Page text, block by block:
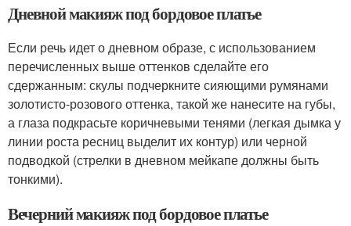
Дневной макияж под бордовое платье
Если речь идет о дневном образе, с использованием
перечисленных выше оттенков сделайте его
сдержанным: скулы подчеркните сияющими румянами
золотисто-розового оттенка, такой же нанесите на губы,
а глаза подкрасьте коричневыми тенями (легкая дымка у
линии роста ресниц выделит их контур) или черной
подводкой (стрелки в дневном мейкапе должны быть
тонкими).
Вечерний макияж под бордовое платье